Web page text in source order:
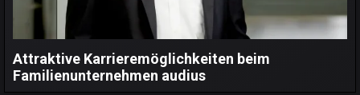
Attraktive Karrieremöglichkeiten beim
Familienunternehmen audius